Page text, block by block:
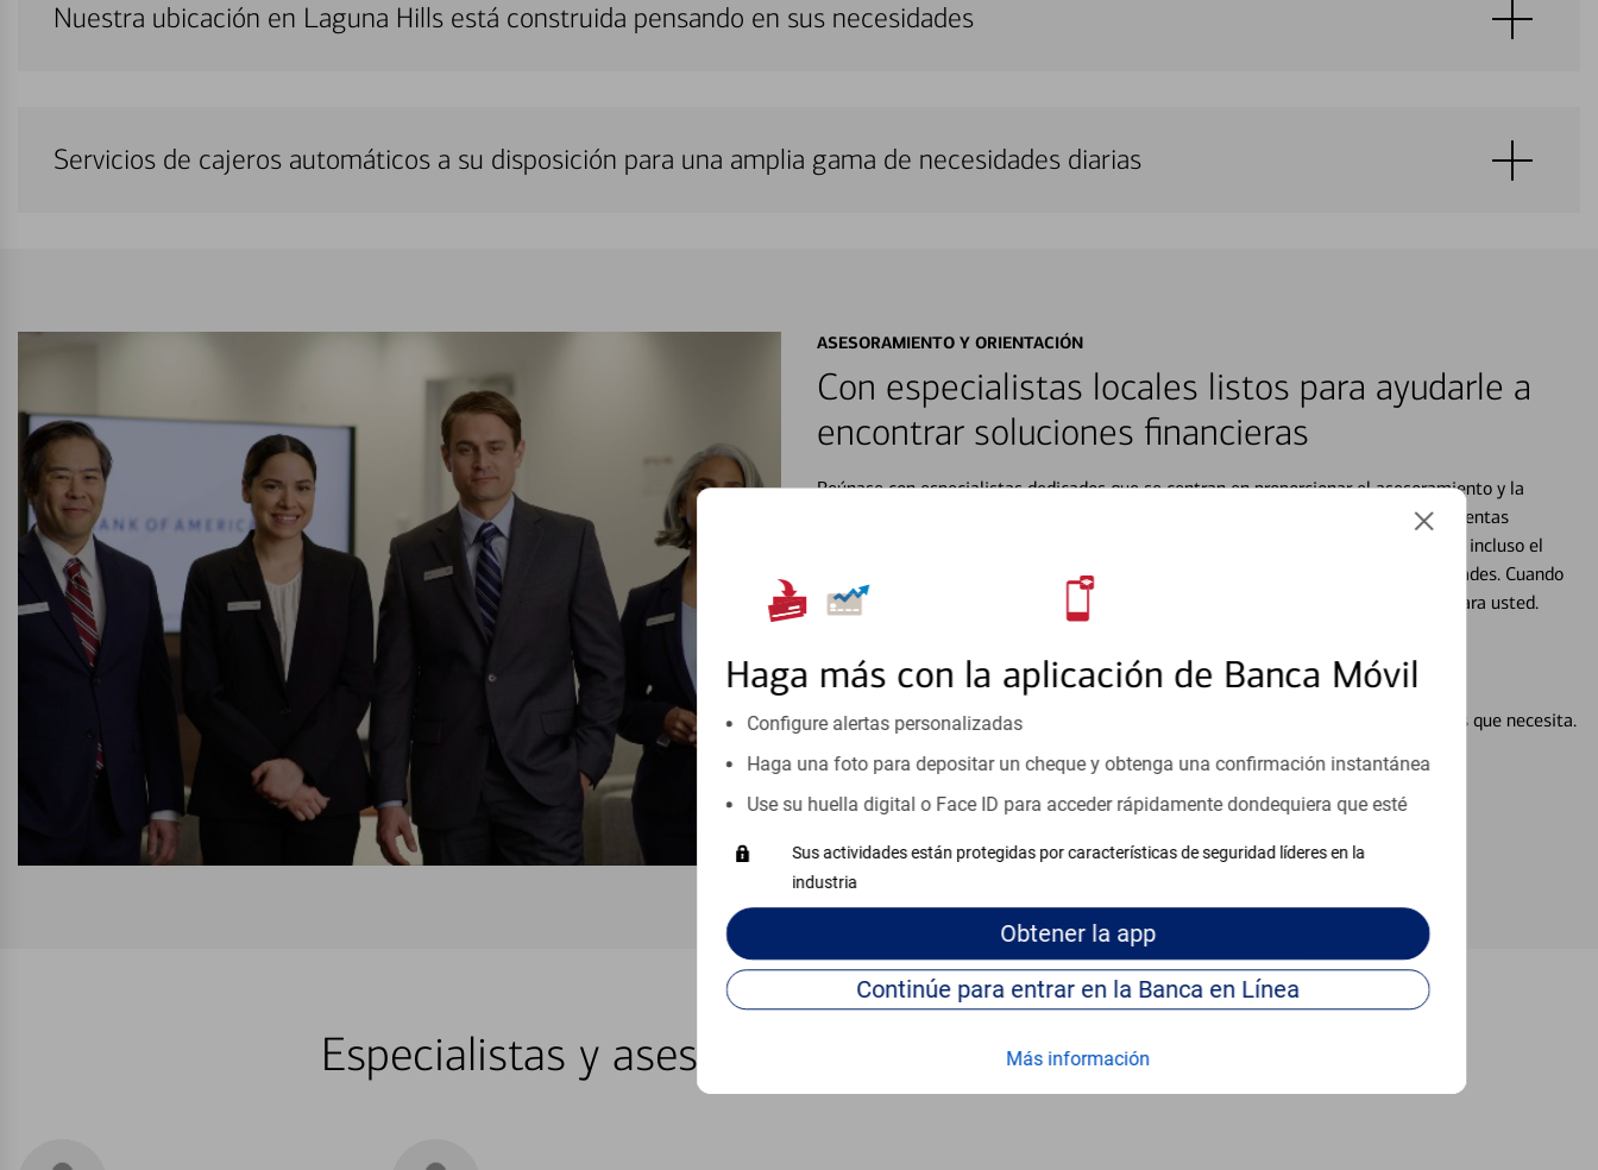
Haga más con la aplicación de Banca Móvil
Configure alertas personalizadas
Haga una foto para depositar un cheque y obtenga una confirmación instantánea
Use su huella digital o Face ID para acceder rápidamente dondequiera que esté
Sus actividades están protegidas por características de seguridad líderes en la
industria
Obtenerla app
Continúe para entrar en la Banca en Línea
Más información
Nuestra ubicación en Laguna Hills está construida pensando en sus necesidades
Servicios de cajeros automáticos a su disposición para una amplia gama de necesidades diarias
ASESORAMIENTO Y ORIENTACIÓN
Con especialistas locales listos para ayudarle a
encontrar soluciones financieras
Reúnase con especialistas dedicados que se centran en proporcionar el asesoramiento y la
orientación que necesita, en cualquier situación en su vida financiera. Desde sus cuentas
personales, hasta el ahorro para grandes compras, la planificación para su futuro, e incluso el
inicio o crecimiento de su negocio, su futuro se mueve de acuerdo con sus necesidades. Cuando
esté listo, un especialista trabajará con usted en un momento que sea adecuado para usted.
Programe una cita
Vea si nuestro centro de ayuda en línea puede ayudar a proporcionar las respuestas que necesita.
Especialistas y asesores locales en Laguna Woods